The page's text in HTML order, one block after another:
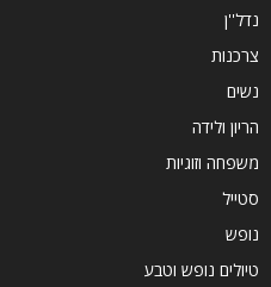
נדל''ן
צרכנות
נשים
הריון ולידה
משפחה וזוגיות
סטייל
נופש
טיולים נופש וטבע